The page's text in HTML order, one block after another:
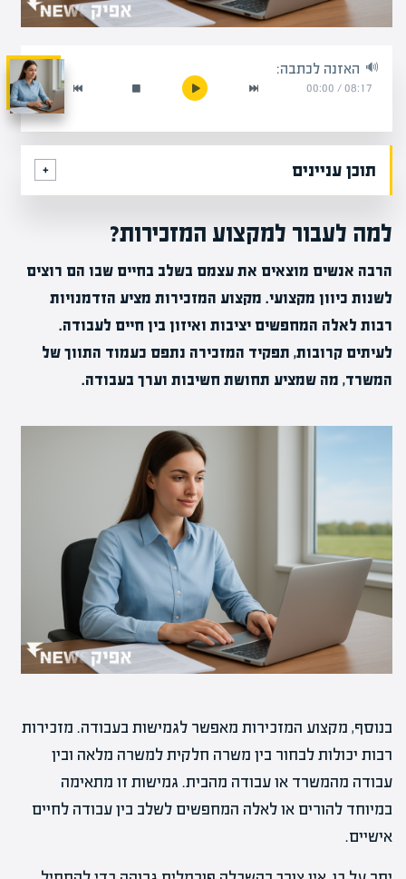
האזנה לכתבה:
08:17
/
00:00
תוכן עניינים
למה לעבור למקצוע המזכירות?
הרבה אנשים מוצאים את עצמם בשלב בחיים שבו הם רוצים
לשנות כיוון מקצועי. מקצוע המזכירות מציע הזדמנויות
רבות לאלה המחפשים יציבות ואיזון בין חיים לעבודה.
לעיתים קרובות, תפקיד המזכירה נתפס כעמוד התווך של
המשרד, מה שמציע תחושת חשיבות וערך בעבודה.
בנוסף, מקצוע המזכירות מאפשר לגמישות בעבודה. מזכירות
רבות יכולות לבחור בין משרה חלקית למשרה מלאה ובין
עבודה מהמשרד או עבודה מהבית. גמישות זו מתאימה
במיוחד להורים או לאלה המחפשים לשלב בין עבודה לחיים
אישיים.